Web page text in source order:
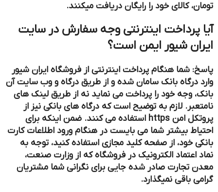
تومان، کالای خود را رایگان دریافت میکنند.
آیا پرداخت اینترنتی وجه سفارش در سایت
ایران شیور ایمن است؟
پاسخ: شما هنگام پرداخت اینترنتی از فروشگاه ایران شیور
وارد درگاه بانک سامان شده و از طریق درگاه و وب سایت آن
بانک، وجه خود را پرداخت می نماید نه از طریق لینک های
نامتعبر. لازم به توضیح است که درگاه های بانکی نیز از
پروتکل امن https استفاده می کنند. ضمن اینکه برای
احتیاط بیشتر شما می بایست در هنگام ورود اطلاعات کارت
بانکی خود، از صفحه کلید مجازی استفاده کنید، توجه به
نماد اعتماد الکترونیک در فروشگاه که از وزارت صنعت،
معدن تجارت صادر شده جایی برای نگرانی شما مشتریان
گرامی باقی نمیگذارد.